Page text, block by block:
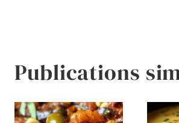
Publications